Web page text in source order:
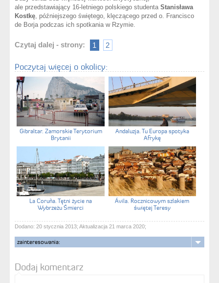
ale przedstawiający 16-letniego polskiego studenta Stanisława
Kostkę, późniejszego świętego, klęczącego przed o. Francisco
de Borja podczas ich spotkania w Rzymie.
Czytaj dalej - strony: 1 2
Poczytaj więcej o okolicy:
Gibraltar. Zamorskie Terytorium
Brytanii
Andaluzja. Tu Europa spotyka
Afrykę
La Coruña. Tętni życie na
Wybrzeżu Śmierci
Ávila. Rocznicowym szlakiem
świętej Teresy
Dodano: 20 stycznia 2013; Aktualizacja 21 marca 2020;
zainteresowania:
Dodaj komentarz